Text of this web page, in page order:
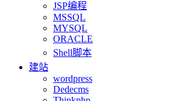
JSP编程
MSSQL
MYSQL
ORACLE
Shell脚本
建站
wordpress
Dedecms